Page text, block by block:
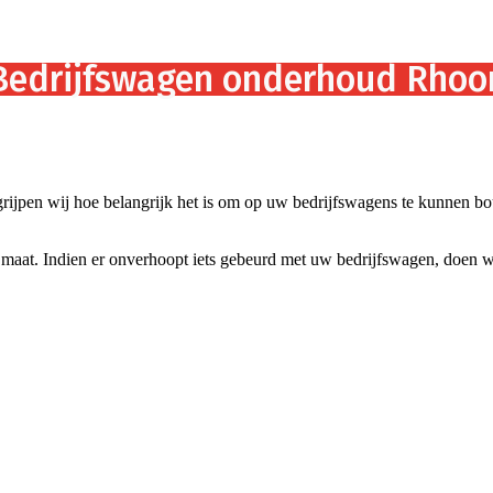
onderhoud
wij hoe belangrijk het is om op uw bedrijfswagens te kunnen
Indien er onverhoopt iets gebeurd met uw bedrijfswagen, doen